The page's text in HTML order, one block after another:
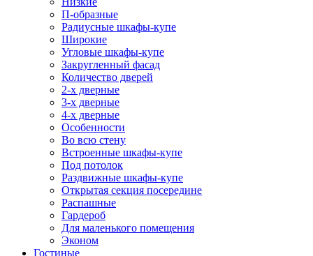
П-образные
Радиусные шкафы-купе
Широкие
Угловые шкафы-купе
Закругленный фасад
Количество дверей
2-х дверные
3-х дверные
4-х дверные
Особенности
Во всю стену
Встроенные шкафы-купе
Под потолок
Раздвижные шкафы-купе
Открытая секция посередине
Распашные
Гардероб
Для маленького помещения
Эконом
Гостиные